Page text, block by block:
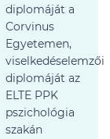
diplomáját a
Corvinus
Egyetemen,
viselkedéselemzői
diplomáját az
ELTE PPK
pszichológia
szakán